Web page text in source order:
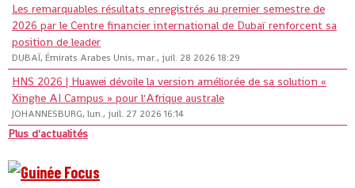
Les remarquables résultats enregistrés au premier semestre de
2026 par le Centre financier international de Dubaï renforcent sa
position de leader
DUBAÏ, Émirats Arabes Unis, mar., juil. 28 2026 18:29
HNS 2026 | Huawei dévoile la version améliorée de sa solution «
Xinghe AI Campus » pour l'Afrique australe
JOHANNESBURG, lun., juil. 27 2026 16:14
Plus d'actualités